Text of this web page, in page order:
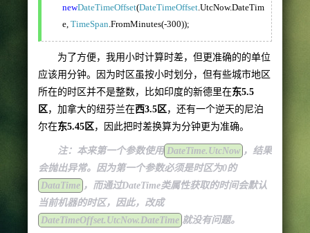
newDateTimeOffset(DateTimeOffset .UtcNow.DateTim
e, TimeSpan .FromMinutes(-300));
为了方便，我用小时计算时差，但更准确的的单位
应该用分钟。因为时区虽按小时划分，但有些城市地区
所在的时区并不是整数，比如印度的新德里在东5.5
区，加拿大的纽芬兰在西3.5区，还有一个逆天的尼泊
尔在东5.45区，因此把时差换算为分钟更为准确。
注：本来第一个参数使用 DateTime.UtcNow ，结果
会抛出异常。因为第一个参数必须是时区为0的
DataTime ，而通过DateTime类属性获取的时间会默认
当前机器的时区， 因此，改成
DateTimeOffset.UtcNow.DateTime 就没有问题。